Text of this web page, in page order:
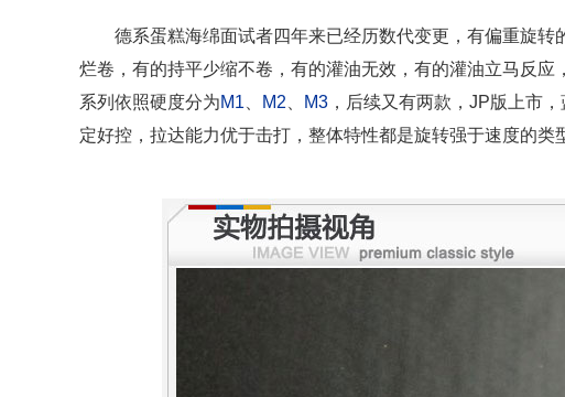
德系蛋糕海绵面试者四年来已经历数代变更，有偏重旋
烂卷，有的持平少缩不卷，有的灌油无效，有的灌油立马反
系列依照硬度分为M1 M2 M3 ，后续又有两款，JP版上市
定好控，拉达能力优于击打，整体特性都是旋转强于速度的类